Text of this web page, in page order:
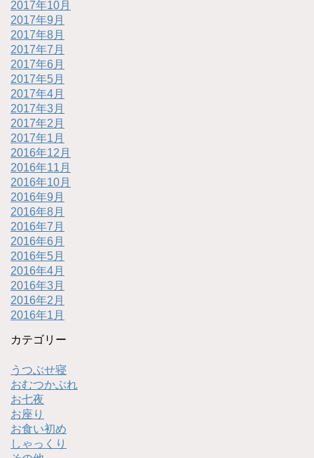
2017年10月
2017年9月
2017年8月
2017年7月
2017年6月
2017年5月
2017年4月
2017年3月
2017年2月
2017年1月
2016年12月
2016年11月
2016年10月
2016年9月
2016年8月
2016年7月
2016年6月
2016年5月
2016年4月
2016年3月
2016年2月
2016年1月
カテゴリー
うつぶせ寝
おむつかぶれ
お七夜
お座り
お食い初め
しゃっくり